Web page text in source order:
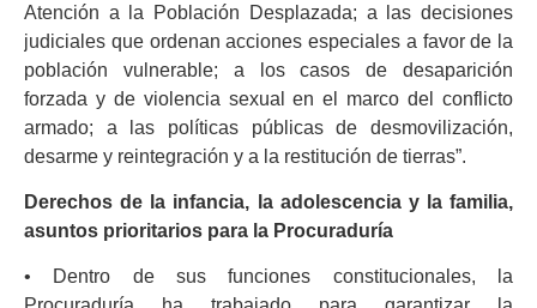
Atención a la Población Desplazada; a las decisiones
judiciales que ordenan acciones especiales a favor de la
población vulnerable; a los casos de desaparición
forzada y de violencia sexual en el marco del conflicto
armado; a las políticas públicas de desmovilización,
desarme y reintegración y a la restitución de tierras”.
Derechos de la infancia, la adolescencia y la familia,
asuntos prioritarios para la Procuraduría
• Dentro de sus funciones constitucionales, la